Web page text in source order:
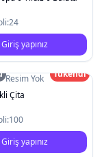
24
Giriş yapınız
Resim Yok
Tükendi
Çita
100
Giriş yapınız